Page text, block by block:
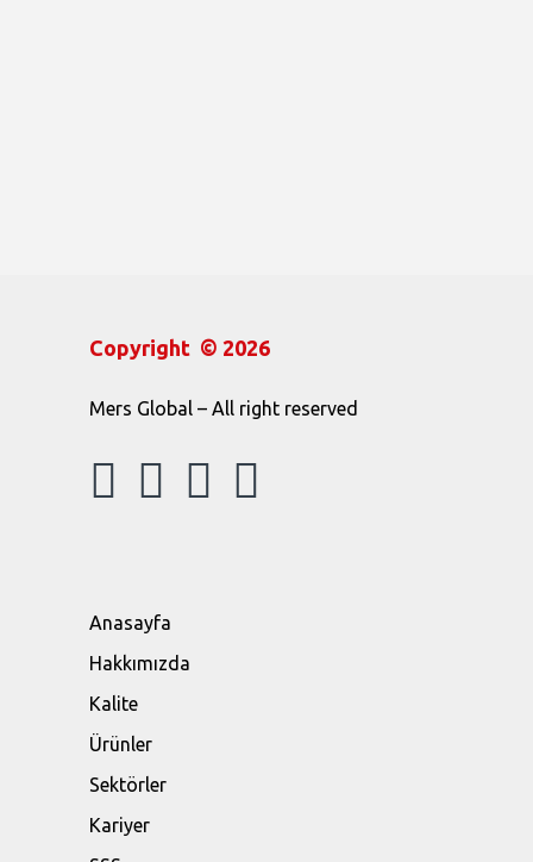
Copyright © 2026
Mers Global – All right reserved
Anasayfa
Hakkımızda
Kalite
Ürünler
Sektörler
Kariyer